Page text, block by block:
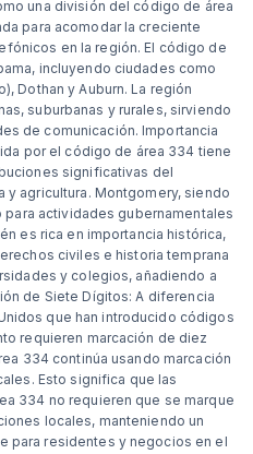
una división del código de área
para acomodar la creciente
en la región. El código de
incluyendo ciudades como
Dothan y Auburn. La región
suburbanas y rurales, sirviendo
de comunicación. Importancia
por el código de área 334 tiene
significativas del
y agricultura. Montgomery, siendo
actividades gubernamentales
es rica en importancia histórica,
civiles e historia temprana
y colegios, añadiendo a
de Siete Dígitos: A diferencia
que han introducido códigos
requieren marcación de diez
334 continúa usando marcación
Esto significa que las
334 no requieren que se marque
locales, manteniendo un
para residentes y negocios en el